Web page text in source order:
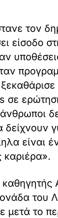
τον
είσοδο
σε
άνθρωποι
δείχνουν
είναι
καριέρα».
του
μετά το